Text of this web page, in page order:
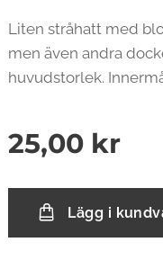
Liten stråhatt med
men även andra
huvudstorlek.
25,00 kr
Lägg i